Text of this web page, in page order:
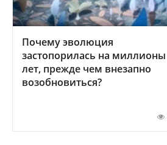
Почему эволюция
застопорилась на миллионы
лет, прежде чем внезапно
возобновиться?